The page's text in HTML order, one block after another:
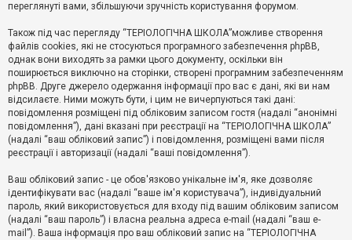
о
і
д
е
й
А
т
и
в
е
м
и
переглянуті вами, збільшуючи зручність користування форумом.
Також під час перегляду “ТЕРІОЛОГІЧНА ШКОЛА”можливе створення
файлів cookies, які не стосуються програмного забезпечення phpBB,
однак вони виходять за рамки цього документу, оскільки він
поширюється виключно на сторінки, створені програмним забезпеченням
phpBB. Друге джерело одержання інформації про вас є дані, які ви нам
відсилаєте. Ними можуть бути, і цим не вичерпуються такі дані:
повідомлення розміщені під обліковим записом гостя (надалі “анонімні
повідомлення”), дані вказані при реєстрації на “ТЕРІОЛОГІЧНА ШКОЛА”
(надалі “ваш обліковий запис”) і повідомлення, розміщені вами після
реєстрації і авторизації (надалі “ваші повідомлення”).
Ваш обліковий запис - це обов'язково унікальне ім'я, яке дозволяє
ідентифікувати вас (надалі “ваше ім'я користувача”), індивідуальний
пароль, який використовується для входу під вашим обліковим записом
(надалі “ваш пароль”) і власна реальна адреса e-mail (надалі “ваш e-
mail”). Ваша інформація про ваш обліковий запис на “ТЕРІОЛОГІЧНА